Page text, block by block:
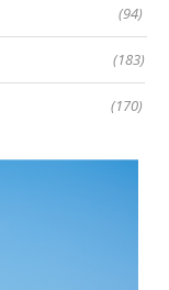
(94)
(183)
(170)